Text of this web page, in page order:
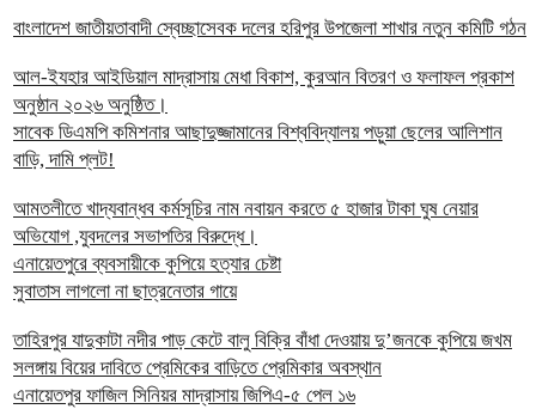
বাংলাদেশ জাতীয়তাবাদী স্বেচ্ছাসেবক দলের হরিপুর উপজেলা শাখার নতুন কমিটি গঠন
আল-ইযহার আইডিয়াল মাদ্রাসায় মেধা বিকাশ, কুরআন বিতরণ ও ফলাফল প্রকাশ
অনুষ্ঠান ২০২৬ অনুষ্ঠিত।
সাবেক ডিএমপি কমিশনার আছাদুজ্জামানের বিশ্ববিদ্যালয় পড়ুয়া ছেলের আলিশান
বাড়ি, দামি প্লট!
আমতলীতে খাদ্যবান্ধব কর্মসূচির নাম নবায়ন করতে ৫ হাজার টাকা ঘুষ নেয়ার
অভিযোগ ,যুবদলের সভাপতির বিরুদ্ধে।
এনায়েতপুরে ব্যবসায়ীকে কুপিয়ে হত্যার চেষ্টা
সুবাতাস লাগলো না ছাত্রনেতার গায়ে
তাহিরপুর যাদুকাটা নদীর পাড় কেটে বালু বিক্রি বাঁধা দেওয়ায় দু’জনকে কুপিয়ে জখম
সলঙ্গায় বিয়ের দাবিতে প্রেমিকের বাড়িতে প্রেমিকার অবস্থান
এনায়েতপুর ফাজিল সিনিয়র মাদ্রাসায় জিপিএ-৫ পেল ১৬